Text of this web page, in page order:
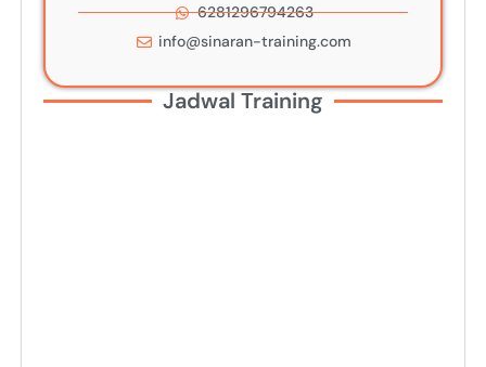
6281296794263
info@sinaran-training.com
Jadwal Training